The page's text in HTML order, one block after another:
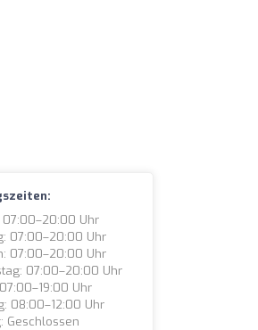
07:00–20:00 Uhr
07:00–20:00 Uhr
07:00–20:00 Uhr
07:00–20:00 Uhr
Uhr
08:00–12:00 Uhr
Geschlossen